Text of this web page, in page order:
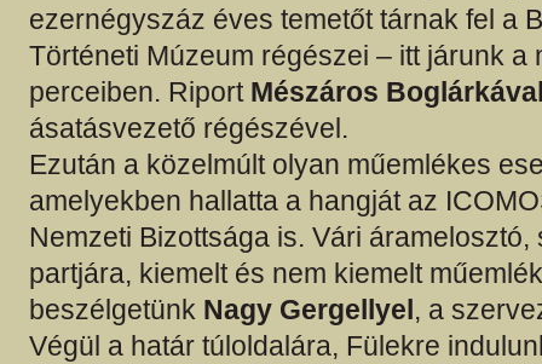
ezernégyszáz éves temetőt tárnak fel a
Történeti Múzeum régészei – itt járunk a
perceiben. Riport Mészáros
ásatásvezető régészével.
Ezután a közelmúlt olyan műemlékes
amelyekben hallatta a hangját az
Nemzeti Bizottsága is. Vári áramelosztó,
partjára, kiemelt és nem kiemelt
beszélgetünk Nagy Gergellyel, a
Végül a határ túloldalára, Fülekre